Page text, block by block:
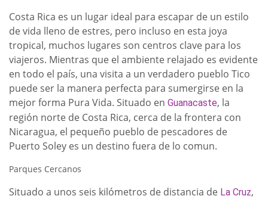
Costa Rica es un lugar ideal para escapar de un estilo
de vida lleno de estres, pero incluso en esta joya
tropical, muchos lugares son centros clave para los
viajeros. Mientras que el ambiente relajado es evidente
en todo el país, una visita a un verdadero pueblo Tico
puede ser la manera perfecta para sumergirse en la
mejor forma Pura Vida. Situado en Guanacaste, la
región norte de Costa Rica, cerca de la frontera con
Nicaragua, el pequeño pueblo de pescadores de
Puerto Soley es un destino fuera de lo comun.
Parques Cercanos
Situado a unos seis kilómetros de distancia de La Cruz,